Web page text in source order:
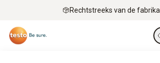
Rechtstreeks van de